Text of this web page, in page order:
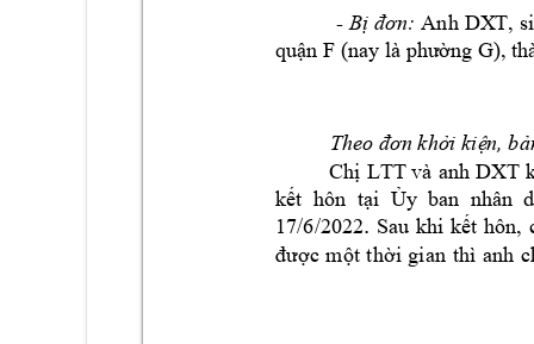
-   Anh DXT
 F  G)
 
 LTT và anh DXT
     
17/6/2022.    
    thì 